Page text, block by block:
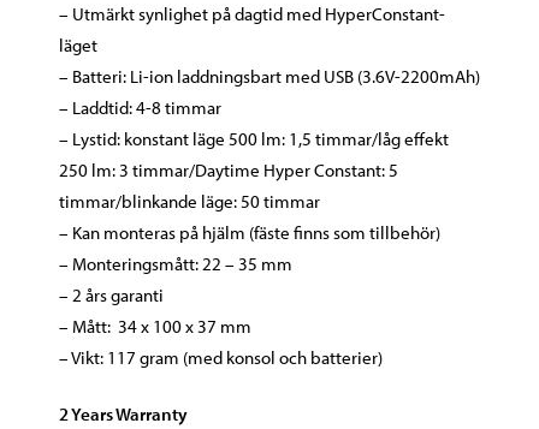
– Utmärkt synlighet på dagtid med HyperConstant-
läget
– Batteri: Li-ion laddningsbart med USB (3.6V-2200mAh)
– Laddtid: 4-8 timmar
– Lystid: konstant läge 500 lm: 1,5 timmar/låg effekt
250 lm: 3 timmar/Daytime Hyper Constant: 5
timmar/blinkande läge: 50 timmar
– Kan monteras på hjälm (fäste finns som tillbehör)
– Monteringsmått: 22 – 35 mm
– 2 års garanti
– Mått: 34 x 100 x 37 mm
– Vikt: 117 gram (med konsol och batterier)
2 Years Warranty